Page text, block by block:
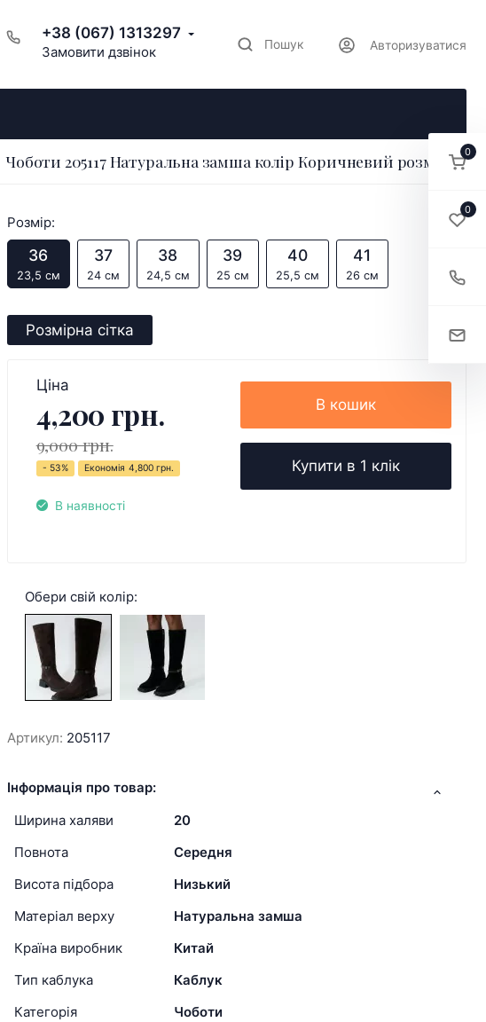
+38 (067) 1313297
Замовити дзвінок Пошук Авторизуватися
Чоботи 205117 Натуральна замша колір Коричневий розмір 36
Розмір:
36
23,5 см
37
24 см
38
24,5 см
39
25 см
40
25,5 см
41
26 см
Розмірна сітка
Ціна
4,200 грн.
9,000 грн.
- 53% Економія 4,800 грн.
В наявності
В кошик
Купити в 1 клік
Обери свій колір:
Артикул: 205117
Інформація про товар:
Ширина халяви
20
Повнота
Середня
Висота підбора
Низький
Матеріал верху
Натуральна замша
Країна виробник
Китай
Тип каблука
Каблук
Категорія
Чоботи
0
0